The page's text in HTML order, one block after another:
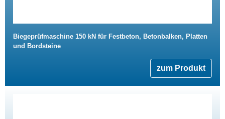
Biegeprüfmaschine 150 kN für Festbeton, Betonbalken, Platten
und Bordsteine
zum Produkt